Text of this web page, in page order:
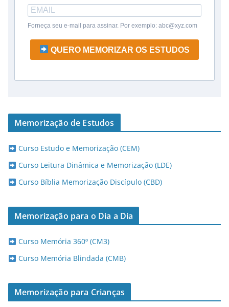
Forneça seu e-mail para assinar. Por exemplo: abc@xyz.com
QUERO MEMORIZAR OS ESTUDOS
Memorização de Estudos
Curso Estudo e Memorização (CEM)
Curso Leitura Dinâmica e Memorização (LDE)
Curso Bíblia Memorização Discípulo (CBD)
Memorização para o Dia a Dia
Curso Memória 360º (CM3)
Curso Memória Blindada (CMB)
Memorização para Crianças